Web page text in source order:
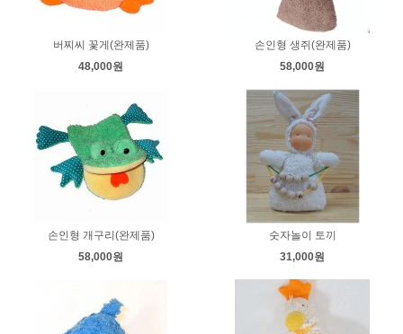
버찌씨 꽃게(완제품)
48,000원
손인형 생쥐(완제품)
58,000원
손인형 개구리(완제품)
58,000원
숫자놀이 토끼
31,000원